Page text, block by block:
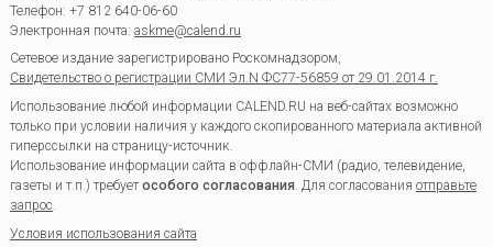
Телефон: +7 812 640-06-60
Электронная почта: askme@calend.ru
Сетевое издание зарегистрировано Роскомнадзором,
Свидетельство о регистрации СМИ Эл.N ФС77-56859 от 29.01.2014 г.
Использование любой информации CALEND.RU на веб-сайтах возможно
только при условии наличия у каждого скопированного материала активной
гиперссылки на страницу-источник.
Использование информации сайта в оффлайн-СМИ (радио, телевидение,
газеты и т.п.) требуетособого согласования. Для согласования отправьте
запрос.
Условия использования сайта